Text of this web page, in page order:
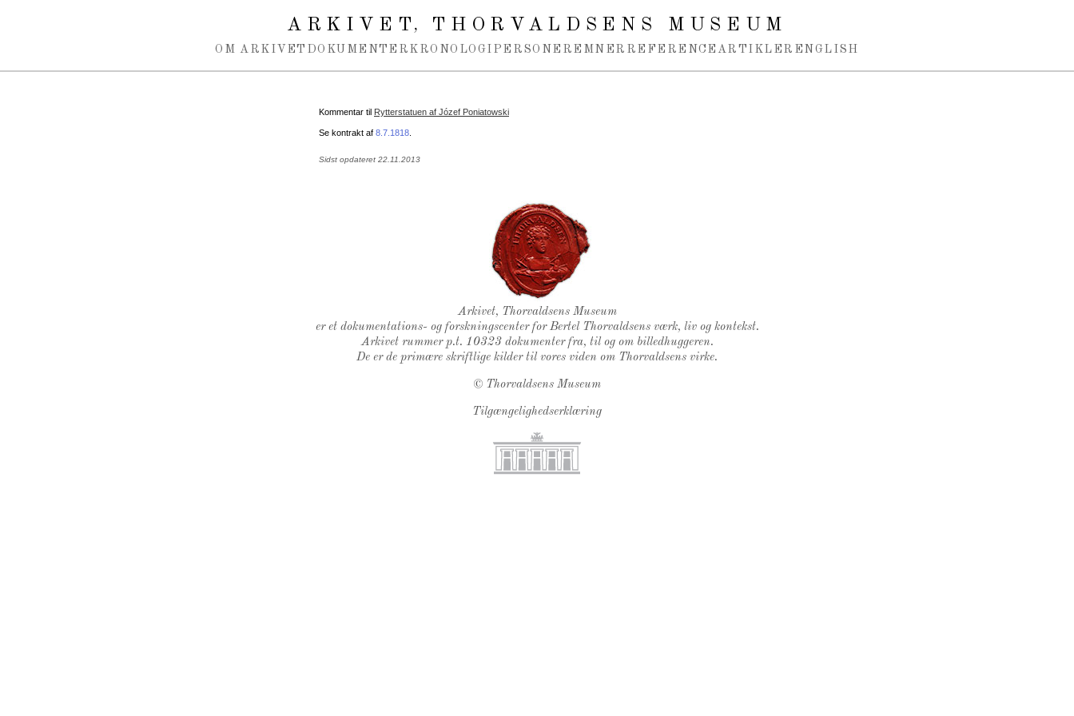
ARKIVET, THORVALDSENS MUSEUM
OM ARKIVET DOKUMENTER KRONOLOGI PERSONER EMNER REFERENCEARTIKLER ENGLISH
Kommentar til Rytterstatuen af Józef Poniatowski
Se kontrakt af 8.7.1818
Sidst opdateret 22.11.2013
Thorvaldsens Segl
Arkivet, Thorvaldsens Museum
er et dokumentations- og forskningscenter for Bertel Thorvaldsens værk, liv og kontekst.
Arkivet rummer p.t. 10323 dokumenter fra, til og om billedhuggeren.
De er de primære skriftlige kilder til vores viden om Thorvaldsens virke.
© Thorvaldsens Museum
Tilgængelighedserklæring